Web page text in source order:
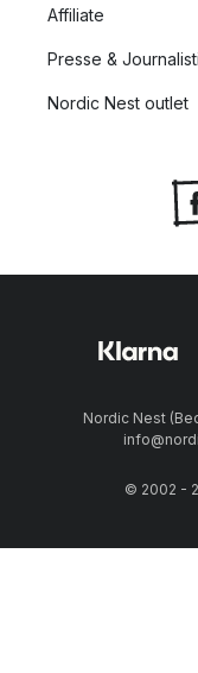
Affiliate
Presse &
Nordic Nest outlet
Nordic Nest
© 2002 -